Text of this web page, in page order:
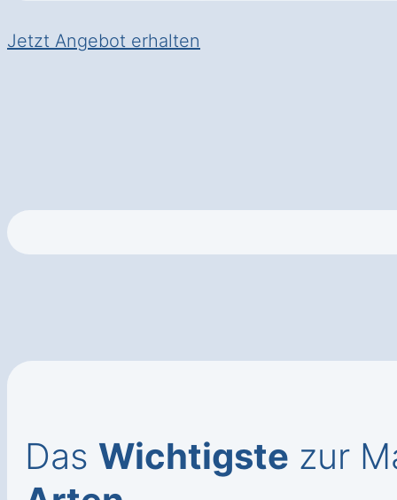
Jetzt Angebot erhalten
Das Wichtigste zur